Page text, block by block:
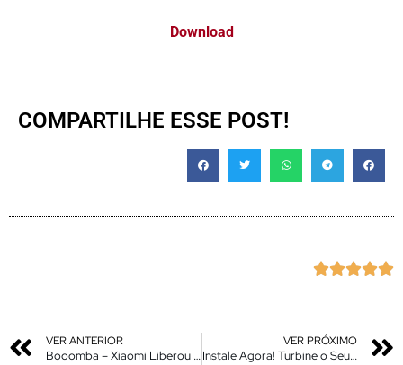
Download
COMPARTILHE ESSE POST!

VER ANTERIOR
Booomba – Xiaomi Liberou – Miui 14 Android 13 – Miui 13 Android 12 – Novas Atualizações Liberadas
VER PRÓXIMO
Instale Agora! Turbine o Seu Xiaomi Com os Novos Recursos / Recursos Atualizados Miui No Seu Xiaomi